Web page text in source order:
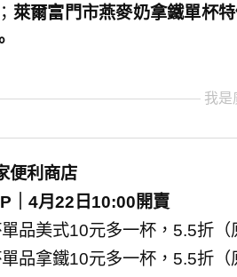
萊爾富門市燕麥奶拿鐵單杯
我是
便利商店
｜4月22日10:00開賣
單品美式10元多一杯，5.5折（
單品拿鐵10元多一杯，5.5折（